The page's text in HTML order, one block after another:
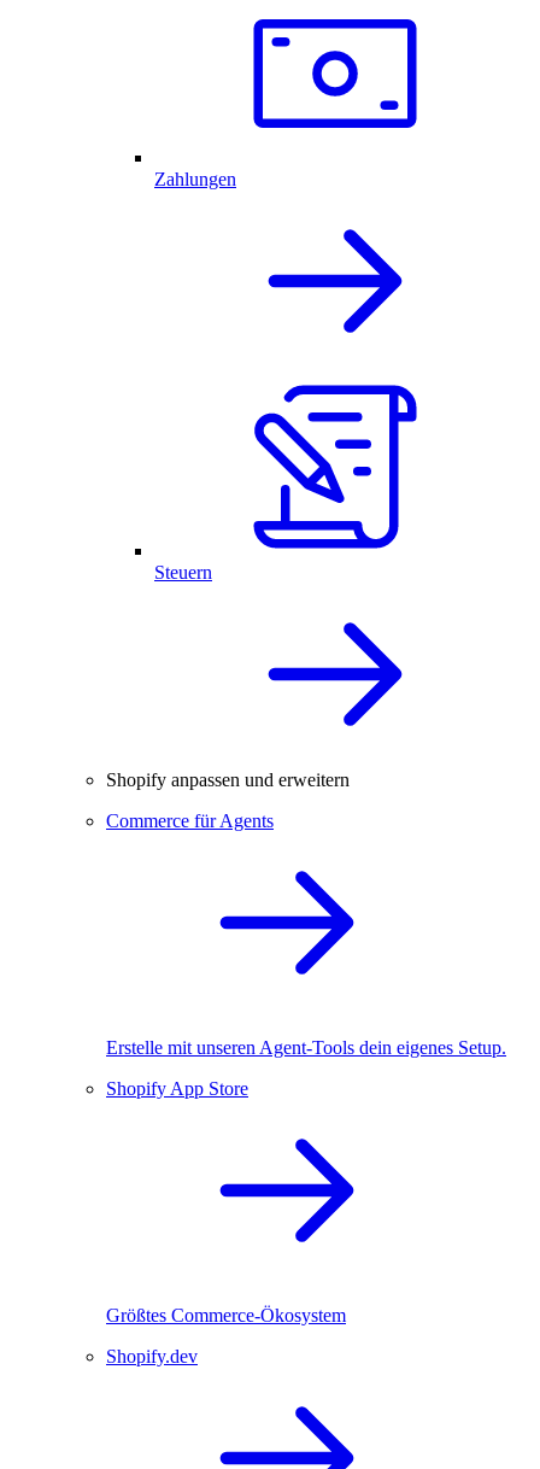
Zahlungen
Steuern
Shopify anpassen und erweitern
Commerce für Agents
Erstelle mit unseren Agent-Tools dein eigenes Setup.
Shopify App Store
Größtes Commerce-Ökosystem
Shopify.dev